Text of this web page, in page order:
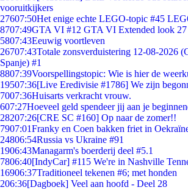
vooruitkijkers
27607:50Het enige echte LEGO-topic #45
8707:49GTA VI #12 GTA VI Extended look
5807:43Eeuwig voortleven
26707:43Totale zonsverduistering 12-08-2026
Spanje) #1
8807:39Voorspellingstopic: Wie is hier de
19507:36[Live Eredivisie #1786] We zijn
7007:36Huisarts verkracht vrouw.
607:27Hoeveel geld spendeer jij aan je
28207:26[CRE SC #160] Op naar de zomer!!
7907:01Franky en Coen bakken friet in
24806:54Russia vs Ukraine #91
1906:43Managarm's boerderij deel #5.1
7806:40[IndyCar] #115 We're in Nashville
16906:37Traditioneel tekenen #6; met honden
206:36[Dagboek] Veel aan hoofd - Deel 28